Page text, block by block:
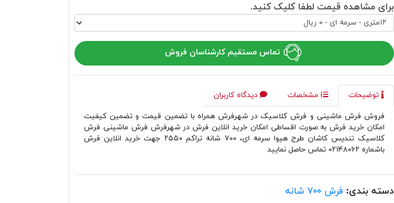
برای مشاهده قیمت لطفا کلیک کنید.
تماس مستقیم کارشناسان فروش
توضیحات مشخصات
دیدگاه کاربران
فروش فرش ماشینی و فرش کلاسیک در شهرفرش همراه با تضمین قیمت و تضمین کیفیت
امکان خرید فرش به صورت اقساطی امکان خرید انلاین فرش در شهرفرش فرش ماشینی فرش
کلاسیک تندیس کاشان طرح هیوا سرمه ای، ۷۰۰ شانه تراکم ۲۵۵۰ جهت خرید انلاین فرش
باشماره ۰۲۱۴۸۰۶۲ تماس حاصل نمایید
دسته بندی: فرش ۷۰۰ شانه